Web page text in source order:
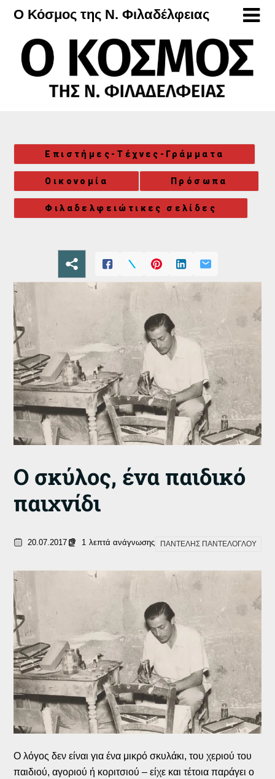
Μετάβαση
περιεχόμενο
Ο Κόσμος της Ν. Φιλαδέλφειας
Επιστήμες-Τέχνες-Γράμματα
Οικονομία Πρόσωπα
Φιλαδελφειώτικες σελίδες
Ο σκύλος, ένα παιδικό
παιχνίδι
20.07.2017 1 λεπτά ανάγνωσης ΠΑΝΤΕΛΗΣ ΠΑΝΤΕΛΟΓΛΟΥ
Ο λόγος δεν είναι για ένα μικρό σκυλάκι, του χεριού του
παιδιού, αγοριού ή κοριτσιού – είχε και τέτοια παράγει ο